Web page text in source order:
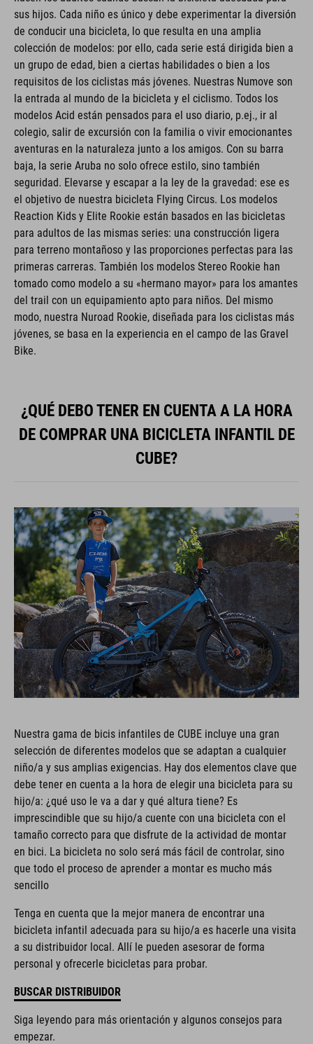
sus hijos. Cada niño es único y debe experimentar la diversión
de conducir una bicicleta, lo que resulta en una amplia
colección de modelos: por ello, cada serie está dirigida bien a
un grupo de edad, bien a ciertas habilidades o bien a los
requisitos de los ciclistas más jóvenes. Nuestras Numove son
la entrada al mundo de la bicicleta y el ciclismo. Todos los
modelos Acid están pensados para el uso diario, p.ej., ir al
colegio, salir de excursión con la familia o vivir emocionantes
aventuras en la naturaleza junto a los amigos. Con su barra
baja, la serie Aruba no solo ofrece estilo, sino también
seguridad. Elevarse y escapar a la ley de la gravedad: ese es
el objetivo de nuestra bicicleta Flying Circus. Los modelos
Reaction Kids y Elite Rookie están basados en las bicicletas
para adultos de las mismas series: una construcción ligera
para terreno montañoso y las proporciones perfectas para las
primeras carreras. También los modelos Stereo Rookie han
tomado como modelo a su «hermano mayor» para los amantes
del trail con un equipamiento apto para niños. Del mismo
modo, nuestra Nuroad Rookie, diseñada para los ciclistas más
jóvenes, se basa en la experiencia en el campo de las Gravel
Bike.
¿QUÉ DEBO TENER EN CUENTA A LA HORA
DE COMPRAR UNA BICICLETA INFANTIL DE
CUBE?
Nuestra gama de bicis infantiles de CUBE incluye una gran
selección de diferentes modelos que se adaptan a cualquier
niño/a y sus amplias exigencias. Hay dos elementos clave que
debe tener en cuenta a la hora de elegir una bicicleta para su
hijo/a: ¿qué uso le va a dar y qué altura tiene? Es
imprescindible que su hijo/a cuente con una bicicleta con el
tamaño correcto para que disfrute de la actividad de montar
en bici. La bicicleta no solo será más fácil de controlar, sino
que todo el proceso de aprender a montar es mucho más
sencillo
Tenga en cuenta que la mejor manera de encontrar una
bicicleta infantil adecuada para su hijo/a es hacerle una visita
a su distribuidor local. Allí le pueden asesorar de forma
personal y ofrecerle bicicletas para probar.
BUSCAR DISTRIBUIDOR
Siga leyendo para más orientación y algunos consejos para
empezar.